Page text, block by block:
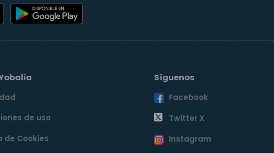
de uso
de Cookies
Síguenos
Facebook
Twitter X
Instagram